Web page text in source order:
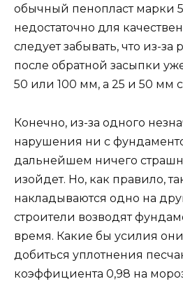
обычный пенопласт марки 5
недостаточно для
следует забывать, что из-за
после обратной засыпки
50 или 100 мм, а 25 и 50 мм
Конечно, из-за одного
нарушения ни с
дальнейшем ничего
изойдет. Но, как правило,
накладываются одно на
строители возводят
время. Какие бы усилия
добиться уплотнения
коэффициента 0,98 на